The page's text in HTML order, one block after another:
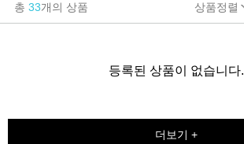
총 33개의 상품 상품정렬
등록된 상품이 없습니다.
더보기 +